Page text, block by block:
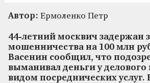
Автор: Ермоленко Петр
44-летний москвич задержан
мошенничества на 100 млн
Васенин сообщил, что
выманивал деньги у делового
видом посреднических услуг.